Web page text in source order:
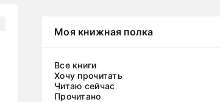
Моя книжная полка
Все книги
Хочу прочитать
Читаю сейчас
Прочитано